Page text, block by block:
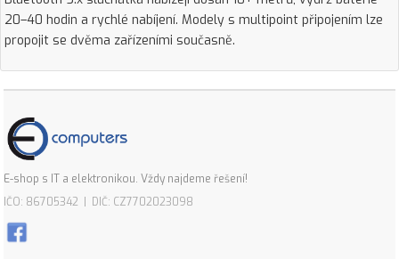
20–40 hodin a rychlé nabíjení. Modely s multipoint připojením lze
propojit se dvěma zařízeními současně.
E-shop s IT a elektronikou. Vždy najdeme řešení!
IČO: 86705342 | DIČ: CZ7702023098